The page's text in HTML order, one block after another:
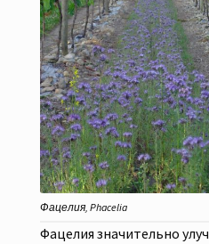
Фацелия, Phacelia
Фацелия значительно